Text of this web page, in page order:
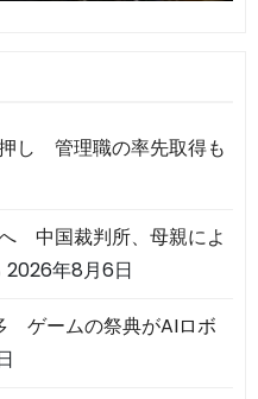
し 管理職の率先取得も
中国裁判所、母親によ
2026年8月6日
ゲームの祭典がAIロボ